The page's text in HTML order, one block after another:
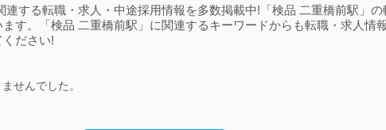
する転職・求人・中途採用情報を多数掲載中!「検品 二重橋前駅」
す。「検品 二重橋前駅」に関連するキーワードからも転職・求人情
ださい!
せんでした。